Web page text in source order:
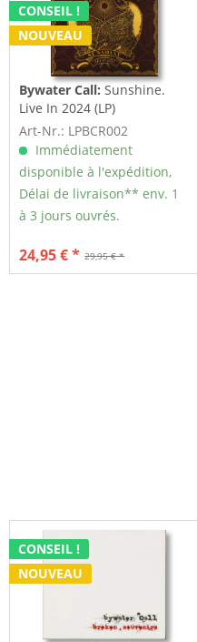
CONSEIL !
NOUVEAU
Bywater Call:Sunshine.
Live In 2024 (LP)
Art-Nr.: LPBCR002
Immédiatement
disponible à l'expédition,
Délai de livraison** env. 1
à 3 jours ouvrés.
29,95 € *
24,95 € *
CONSEIL !
NOUVEAU